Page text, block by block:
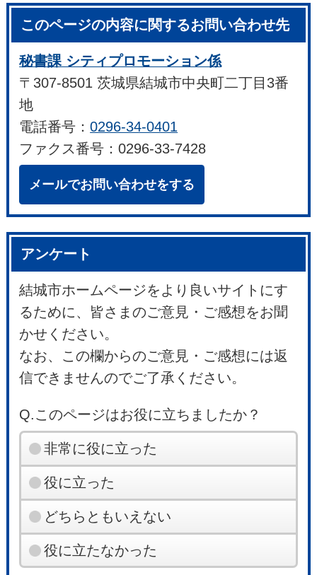
このページの内容に関するお問い合わせ先
秘書課 シティプロモーション係
〒307-8501 茨城県結城市中央町二丁目3番
地
電話番号：0296-34-0401
ファクス番号：0296-33-7428
メールでお問い合わせをする
アンケート
結城市ホームページをより良いサイトにす
るために、皆さまのご意見・ご感想をお聞
かせください。
なお、この欄からのご意見・ご感想には返
信できませんのでご了承ください。
Q.このページはお役に立ちましたか？
非常に役に立った
役に立った
どちらともいえない
役に立たなかった